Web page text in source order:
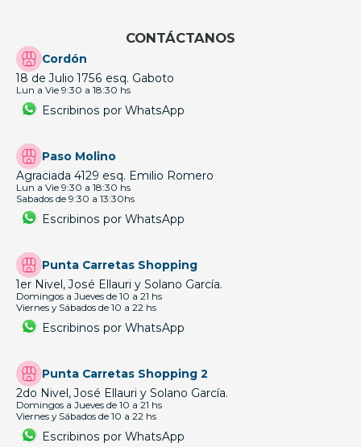
CONTÁCTANOS
Cordón
18 de Julio 1756 esq. Gaboto
Lun a Vie 9:30 a 18:30 hs
Escribinos por WhatsApp
Paso Molino
Agraciada 4129 esq. Emilio Romero
Lun a Vie 9:30 a 18:30 hs
Sabados de 9:30 a 13:30hs
Escribinos por WhatsApp
Punta Carretas Shopping
1er Nivel, José Ellauri y Solano García.
Domingos a Jueves de 10 a 21 hs
Viernes y Sábados de 10 a 22 hs
Escribinos por WhatsApp
Punta Carretas Shopping 2
2do Nivel, José Ellauri y Solano García.
Domingos a Jueves de 10 a 21 hs
Viernes y Sábados de 10 a 22 hs
Escribinos por WhatsApp